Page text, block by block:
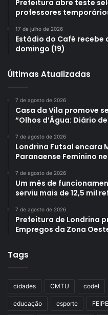
as despesas com tapa-
trecho passando por
ao Conjunto Cafezal e
Gostei 1
Etiquetas asfalto
Prefeitura de Londrina
recape
Prefeitura abre teste
professores
17 de julho de 2026
Estádio do Café recebe
domingo (19)
Últimas Atualizadas
7 de agosto de 2026
Casa da Vila promove
“Olhos d’Água: Diário
7 de agosto de 2026
Londrina Futsal encara
Paranaense Feminino
7 de agosto de 2026
Um mês de
serviu mais de 12,5 mil
7 de agosto de 2026
Prefeitura de Londrina
Empregos da Zona
Tags
cidades CMTU codel
educação esporte FEIPE